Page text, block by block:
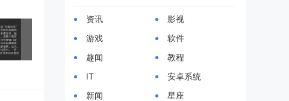
资讯
影视
游戏
软件
趣闻
教程
IT
安卓系统
新闻
星座